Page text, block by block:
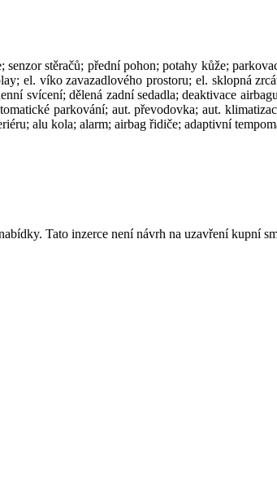
stěračů; přední pohon; potahy kůže;
el. víko zavazadlového prostoru; el. sklopná
svícení; dělená zadní sedadla; deaktivace
parkování; aut. převodovka; aut.
alu kola; alarm; airbag řidiče; adaptivní
Tato inzerce není návrh na uzavření kupní